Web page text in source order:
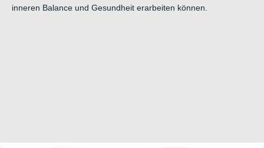
inneren Balance und Gesundheit erarbeiten können.